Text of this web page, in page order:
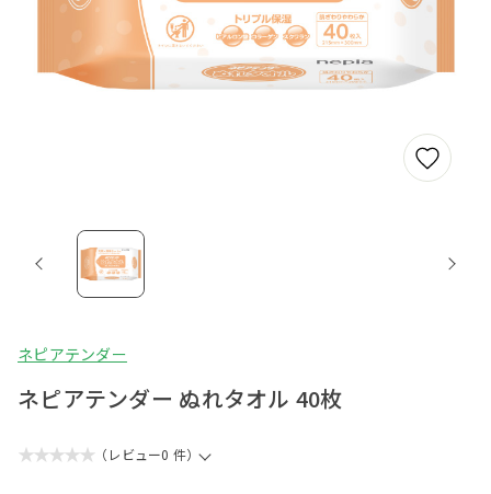
ネピアテンダー
ネピアテンダー ぬれタオル 40枚
★★★★★ （レビュー0 件）